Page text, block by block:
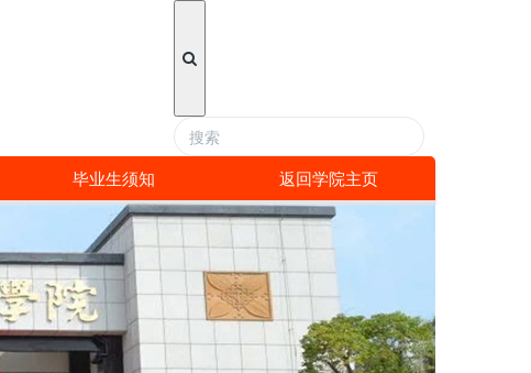
毕业生须知 返回学院主页